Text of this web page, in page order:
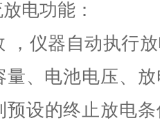
电功能：
，仪器自动执行
量、电池电压、
预设的终止放电